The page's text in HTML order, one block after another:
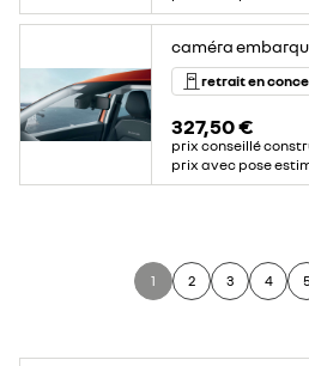
caméra
retrait en
327,50 €
prix conseillé
prix avec pose
1 2 3 4